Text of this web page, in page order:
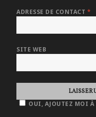
ADRESSE DE CONTACT *
SITE WEB
OUI, AJOUTEZ MOI À